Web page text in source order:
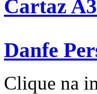
Cartaz A3
Danfe
Clique na